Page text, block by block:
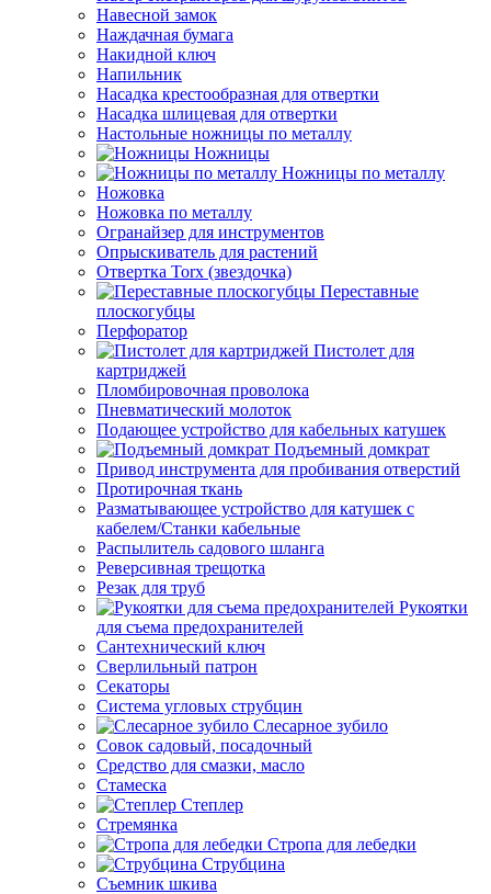
Навесной замок
Наждачная бумага
Накидной ключ
Напильник
Насадка крестообразная для отвертки
Насадка шлицевая для отвертки
Настольные ножницы по металлу
Ножницы
Ножницы по металлу
Ножовка
Ножовка по металлу
Огранайзер для инструментов
Опрыскиватель для растений
Отвертка Torx (звездочка)
Переставные
плоскогубцы
Перфоратор
Пистолет для
картриджей
Пломбировочная проволока
Пневматический молоток
Подающее устройство для кабельных катушек
Подъемный домкрат
Привод инструмента для пробивания отверстий
Протирочная ткань
Разматывающее устройство для катушек с
кабелем/Станки кабельные
Распылитель садового шланга
Реверсивная трещотка
Резак для труб
Рукоятки
для съема предохранителей
Сантехнический ключ
Сверлильный патрон
Секаторы
Система угловых струбцин
Слесарное зубило
Совок садовый, посадочный
Средство для смазки, масло
Стамеска
Степлер
Стремянка
Стропа для лебедки
Струбцина
Съемник шкива